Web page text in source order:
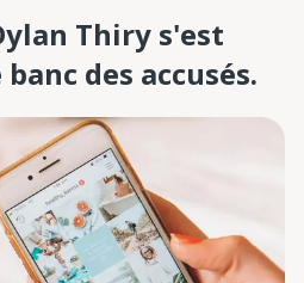
Thiry s'est
des accusés.